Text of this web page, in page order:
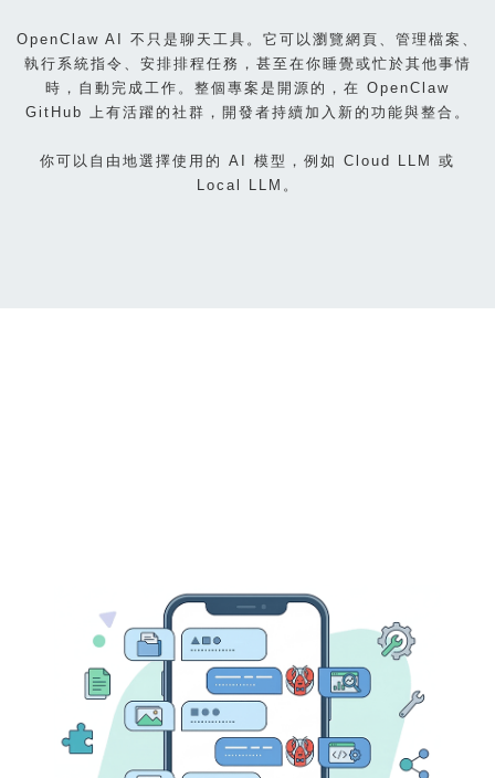
OpenClaw AI 不只是聊天工具。它可以瀏覽網頁、管理檔案、
執行系統指令、安排排程任務，甚至在你睡覺或忙於其他事情
時，自動完成工作。整個專案是開源的，在 OpenClaw
GitHub 上有活躍的社群，開發者持續加入新的功能與整合。
你可以自由地選擇使用的 AI 模型，例如 Cloud LLM 或
Local LLM。